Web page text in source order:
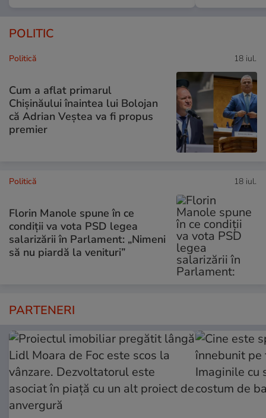
POLITIC
Politică 18 iul.
Cum a aflat primarul
Chișinăului înaintea lui Bolojan
că Adrian Veștea va fi propus
premier
Politică 18 iul.
Florin Manole spune în ce
condiții va vota PSD legea
salarizării în Parlament: „Nimeni
să nu piardă la venituri”
PARTENERI